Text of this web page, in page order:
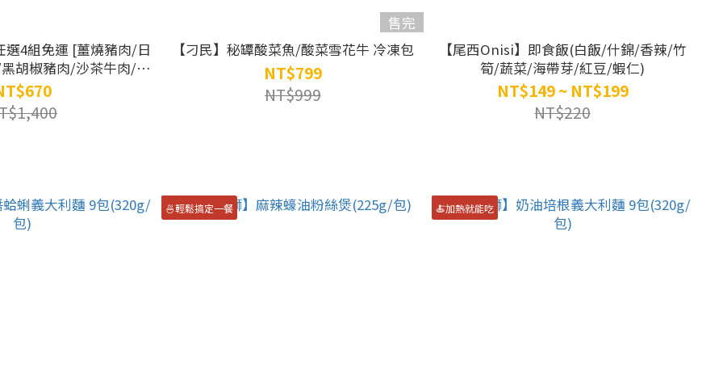
胡椒豬肉/沙茶牛肉/什
錦鮮蔬]
售完
【刁民】秘罈酸菜魚/酸菜雪花牛 冷凍包
NT$799
NT$999
【尾西Onisi】即食飯(白飯/什錦/香辣/竹
筍/蔬菜/海帶芽/紅豆/蝦仁)
NT$149 ~ NT$199
NT$220
🍜輕鬆搞定一餐 🍝加熱就能吃